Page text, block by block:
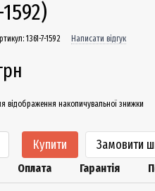
1361-7-1592 Написати відгук
відображення накопичувальної знижки
Купити Замовити
Оплата Гарантія